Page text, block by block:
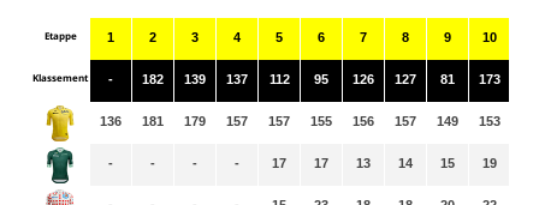
Etappe
Klassement
1
-
136
-
2
182
181
-
3
139
179
-
4
137
157
-
5
112
157
17
6
95
155
17
7
126
156
13
8
127
157
14
9
81
149
15
10
173
153
19